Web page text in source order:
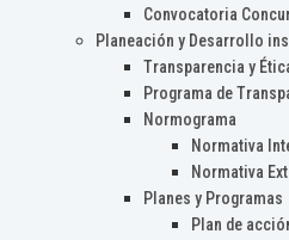
Convocatoria
Planeación y Desarrollo
Transparencia y
Programa de
Normograma
Normativa
Normativa
Planes y Programas
Plan de